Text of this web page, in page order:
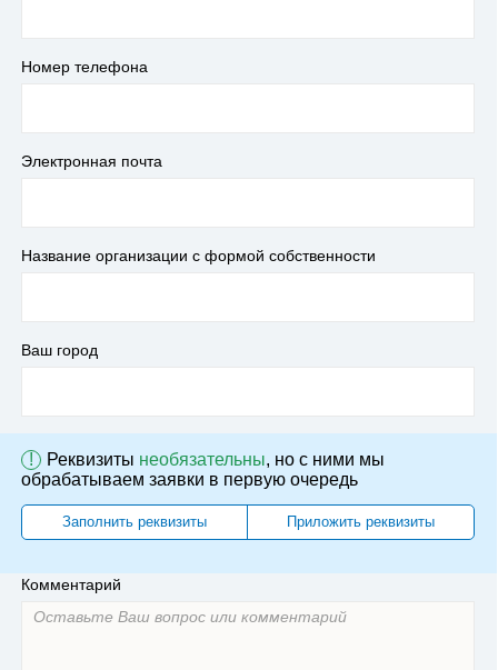
Номер телефона
Электронная почта
Название организации с формой собственности
Ваш город
! Реквизиты необязательны, но с ними мы
обрабатываем заявки в первую очередь
Заполнить реквизиты Приложить реквизиты
Комментарий